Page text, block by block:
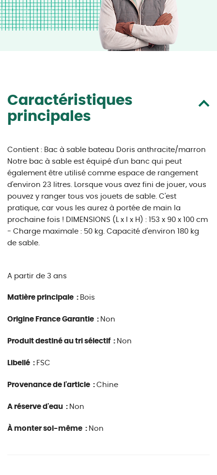
Caractéristiques
principales
Contient : Bac à sable bateau Doris anthracite/marron
Notre bac à sable est équipé d'un banc qui peut
également être utilisé comme espace de rangement
d'environ 23 litres. Lorsque vous avez fini de jouer, vous
pouvez y ranger tous vos jouets de sable. C'est
pratique, car vous les aurez à portée de main la
prochaine fois ! DIMENSIONS (L x l x H) : 153 x 90 x 100 cm
- Charge maximale : 50 kg. Capacité d'environ 180 kg
de sable.
A partir de 3 ans
Matière principale : Bois
Origine France Garantie : Non
Produit destiné au tri sélectif : Non
Libellé : FSC
Provenance de l'article : Chine
A réserve d'eau : Non
À monter soi-même : Non